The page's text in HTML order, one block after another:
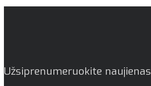
Užsiprenumeruokite naujienas